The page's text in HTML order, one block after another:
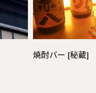
焼酎バー [秘蔵]